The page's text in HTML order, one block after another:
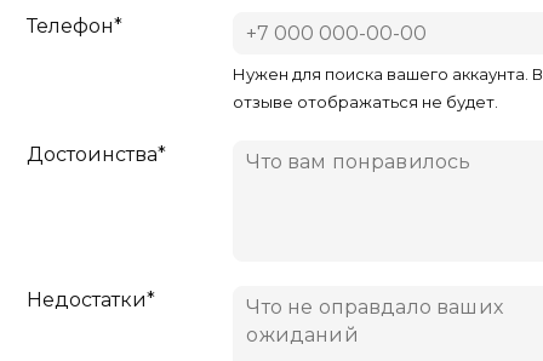
Телефон*
Нужен для поиска вашего аккаунта. В
отзыве отображаться не будет.
Достоинства*
Недостатки*